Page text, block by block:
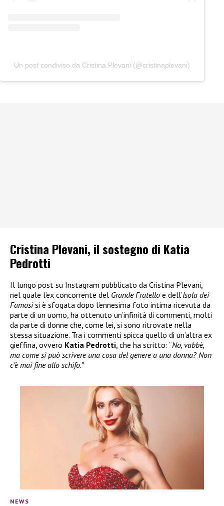
Un post condiviso da Cristina Plevani (@cristinaplevani)
Cristina Plevani, il sostegno di Katia
Pedrotti
Il lungo post su Instagram pubblicato da Cristina Plevani,
nel quale l’ex concorrente del Grande Fratello e dell’Isola dei
Famosisi è sfogata dopo l’ennesima foto intima ricevuta da
parte di un uomo, ha ottenuto un’infinità di commenti, molti
da parte di donne che, come lei, si sono ritrovate nella
stessa situazione. Tra i commenti spicca quello di un’altra ex
gieffina, ovvero Katia Pedrotti , che ha scritto: “No, vabbè,
ma come si può scrivere una cosa del genere a una donna? Non
c’è mai fine allo schifo.”
NEWS